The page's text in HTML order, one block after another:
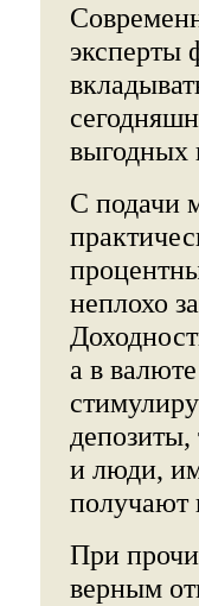
эксперты
выгодных
С подачи
неплохо
а в
депозиты,
и люди,
получают
При
верным